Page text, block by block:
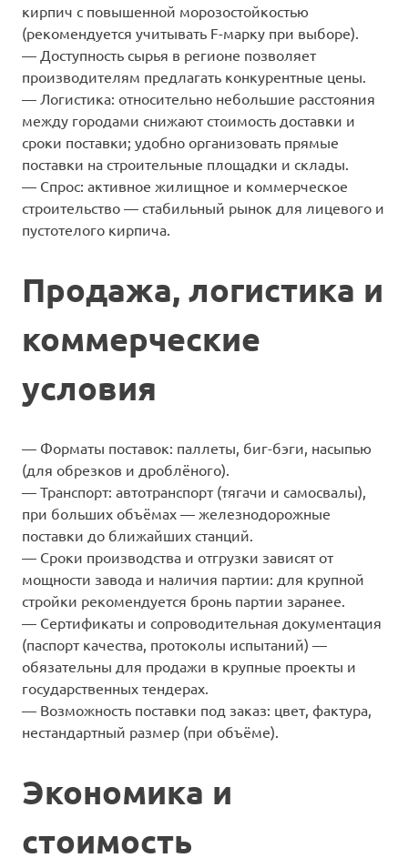
кирпич с повышенной морозостойкостью
(рекомендуется учитывать F-марку при выборе).
— Доступность сырья в регионе позволяет
производителям предлагать конкурентные цены.
— Логистика: относительно небольшие расстояния
между городами снижают стоимость доставки и
сроки поставки; удобно организовать прямые
поставки на строительные площадки и склады.
— Спрос: активное жилищное и коммерческое
строительство — стабильный рынок для лицевого и
пустотелого кирпича.
Продажа, логистика и
коммерческие
условия
— Форматы поставок: паллеты, биг-бэги, насыпью
(для обрезков и дроблёного).
— Транспорт: автотранспорт (тягачи и самосвалы),
при больших объёмах — железнодорожные
поставки до ближайших станций.
— Сроки производства и отгрузки зависят от
мощности завода и наличия партии: для крупной
стройки рекомендуется бронь партии заранее.
— Сертификаты и сопроводительная документация
(паспорт качества, протоколы испытаний) —
обязательны для продажи в крупные проекты и
государственных тендерах.
— Возможность поставки под заказ: цвет, фактура,
нестандартный размер (при объёме).
Экономика и
стоимость